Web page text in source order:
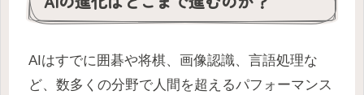
AIはすでに囲碁や将棋、画像認識、言語処理な
ど、数多くの分野で人間を超えるパフォーマンス